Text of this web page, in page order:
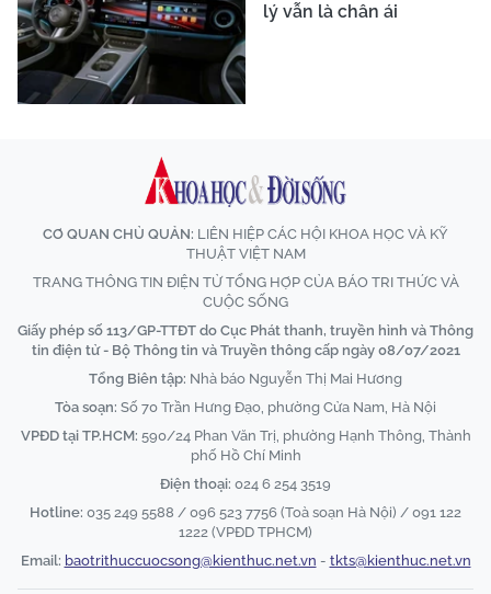
lý vẫn là chân ái
CƠ QUAN CHỦ QUẢN: LIÊN HIỆP CÁC HỘI KHOA HỌC VÀ KỸ
THUẬT VIỆT NAM
TRANG THÔNG TIN ĐIỆN TỬ TỔNG HỢP CỦA BÁO TRI THỨC VÀ
CUỘC SỐNG
Giấy phép số 113/GP-TTĐT do Cục Phát thanh, truyền hình và Thông
tin điện tử - Bộ Thông tin và Truyền thông cấp ngày 08/07/2021
Tổng Biên tập: Nhà báo Nguyễn Thị Mai Hương
Tòa soạn: Số 70 Trần Hưng Đạo, phường Cửa Nam, Hà Nội
VPĐD tại TP.HCM: 590/24 Phan Văn Trị, phường Hạnh Thông, Thành
phố Hồ Chí Minh
Điện thoại: 024 6 254 3519
Hotline: 035 249 5588 / 096 523 7756 (Toà soạn Hà Nội) / 091 122
1222 (VPĐD TPHCM)
Email: baotrithuccuocsong@kienthuc.net.vn - tkts@kienthuc.net.vn